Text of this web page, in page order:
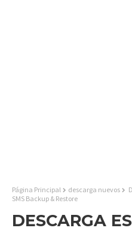
Página Principal descarga nuevos
SMS Backup & Restore
DESCARGA